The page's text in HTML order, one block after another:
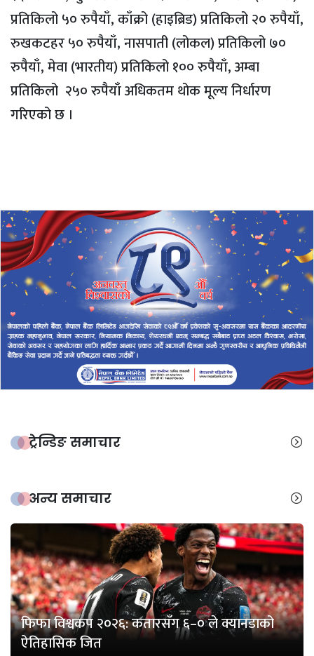
प्रतिकिलो ५० रुपैयाँ, काँक्रो (हाइब्रिड) प्रतिकिलो २० रुपैयाँ,
रुखकटहर ५० रुपैयाँ, नासपाती (लोकल) प्रतिकिलो ७०
रुपैयाँ, मेवा (भारतीय) प्रतिकिलो १०० रुपैयाँ, अम्बा
प्रतिकिलो २५० रुपैयाँ अधिकतम थोक मूल्य निर्धारण
गरिएको छ ।
ट्रेन्डिङ समाचार
अन्य समाचार
फिफा विश्वकप २०२६: कतारसँग ६–० ले क्यानडाको
ऐतिहासिक जित